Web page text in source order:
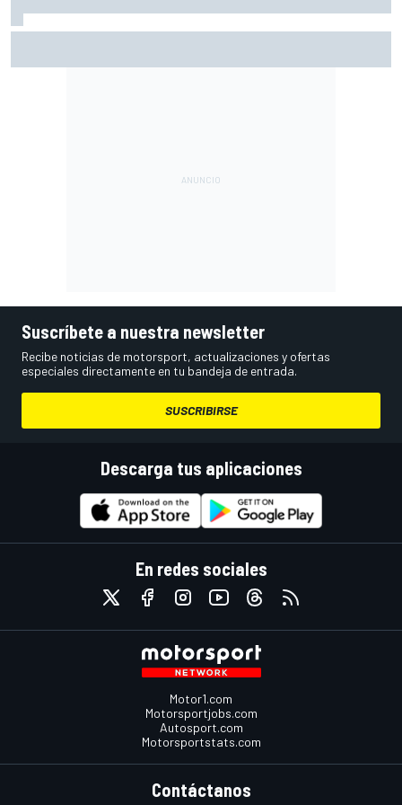
Suscríbete a nuestra newsletter
Recibe noticias de motorsport, actualizaciones y ofertas
especiales directamente en tu bandeja de entrada.
SUSCRIBIRSE
Descarga tus aplicaciones
En redes sociales
Motor1.com
Motorsportjobs.com
Autosport.com
Motorsportstats.com
Contáctanos